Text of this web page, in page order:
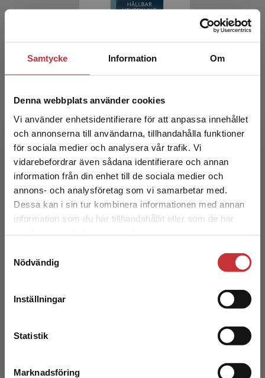
Samtycke Information Om
Denna webbplats använder cookies
Vi använder enhetsidentifierare för att anpassa innehållet
och annonserna till användarna, tillhandahålla funktioner
för sociala medier och analysera vår trafik. Vi
vidarebefordrar även sådana identifierare och annan
information från din enhet till de sociala medier och
annons- och analysföretag som vi samarbetar med.
Dessa kan i sin tur kombinera informationen med annan
information som du har tillhandahållit eller som de har
Nödvändig
Inställningar
Statistik
Marknadsföring
Begränsad fraktregion
Det verkar som att du besöker
studentlitteratur.se via en enhet utanför Sverige.
Vi erbjuder inte leveranser utanför Sverige. För
att kunna slutföra ett köp måste
Dahlin, Jon-Erik
323 krinkl. moms
Exkl. moms: 305 kr